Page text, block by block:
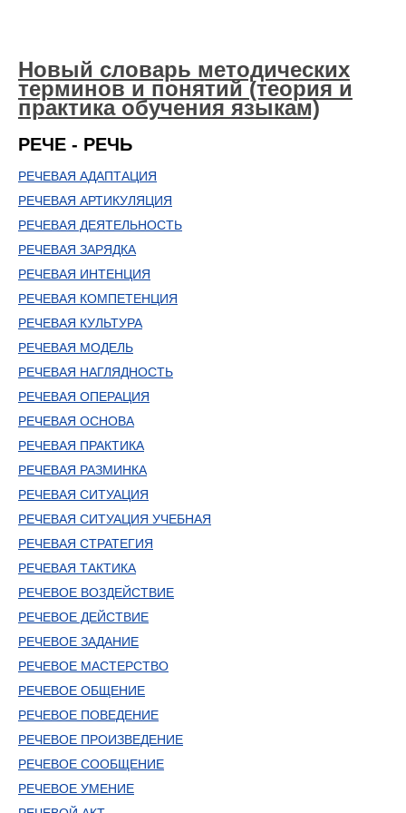
Новый словарь методических
терминов и понятий (теория и
практика обучения языкам)
РЕЧЕ - РЕЧЬ
РЕЧЕВАЯ АДАПТАЦИЯ
РЕЧЕВАЯ АРТИКУЛЯЦИЯ
РЕЧЕВАЯ ДЕЯТЕЛЬНОСТЬ
РЕЧЕВАЯ ЗАРЯДКА
РЕЧЕВАЯ ИНТЕНЦИЯ
РЕЧЕВАЯ КОМПЕТЕНЦИЯ
РЕЧЕВАЯ КУЛЬТУРА
РЕЧЕВАЯ МОДЕЛЬ
РЕЧЕВАЯ НАГЛЯДНОСТЬ
РЕЧЕВАЯ ОПЕРАЦИЯ
РЕЧЕВАЯ ОСНОВА
РЕЧЕВАЯ ПРАКТИКА
РЕЧЕВАЯ РАЗМИНКА
РЕЧЕВАЯ СИТУАЦИЯ
РЕЧЕВАЯ СИТУАЦИЯ УЧЕБНАЯ
РЕЧЕВАЯ СТРАТЕГИЯ
РЕЧЕВАЯ ТАКТИКА
РЕЧЕВОЕ ВОЗДЕЙСТВИЕ
РЕЧЕВОЕ ДЕЙСТВИЕ
РЕЧЕВОЕ ЗАДАНИЕ
РЕЧЕВОЕ МАСТЕРСТВО
РЕЧЕВОЕ ОБЩЕНИЕ
РЕЧЕВОЕ ПОВЕДЕНИЕ
РЕЧЕВОЕ ПРОИЗВЕДЕНИЕ
РЕЧЕВОЕ СООБЩЕНИЕ
РЕЧЕВОЕ УМЕНИЕ